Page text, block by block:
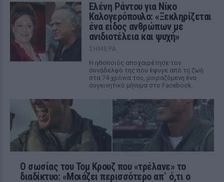
Ελένη Ράντου για Νίκο
Καλογερόπουλο: «Ξεκληρίζεται
ένα είδος ανθρώπων με
ανιδιοτέλεια και ψυχή»
ΣΉΜΕΡΑ
Η ηθοποιός αποχαιρέτησε τον
συνάδελφό της που έφυγε από τη ζωή
στα 74 χρόνια του, μοιραζόμενη ένα
συγκινητικό μήνυμα στο Facebook.
Ο σωσίας του Τομ Κρουζ που «τρέλανε» το
διαδίκτυο: «Μοιάζει περισσότερο απ` ό,τι ο